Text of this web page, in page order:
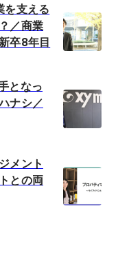
を支える
／商業
卒8年目
となっ
ナシ／
メント
との両